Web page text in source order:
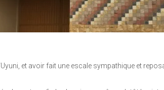
et avoir fait une escale sympathique et